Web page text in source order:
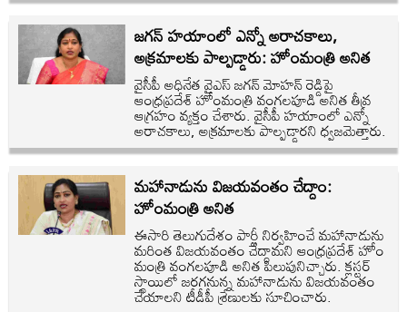
జగన్ హయాంలో ఎన్నో అరాచకాలు,
అక్రమాలకు పాల్పడ్డారు: హోంమంత్రి అనిత
వైసీపీ అధినేత వైఎస్ జగన్ మోహన్ రెడ్డిపై
ఆంధ్రప్రదేశ్ హోంమంత్రి వంగలపూడి అనిత తీవ్ర
ఆగ్రహం వ్యక్తం చేశారు. వైసీపీ హయాంలో ఎన్నో
అరాచకాలు, అక్రమాలకు పాల్పడ్డారని ధ్వజమెత్తారు.
మహానాడును విజయవంతం చేద్దాం:
హోంమంత్రి అనిత
ఈసారి తెలుగుదేశం పార్టీ నిర్వహించే మహానాడును
మరింత విజయవంతం చేద్దామని ఆంధ్రప్రదేశ్ హోం
మంత్రి వంగలపూడి అనిత పిలుపునిచ్చారు. క్లస్టర్
స్థాయిలో జరగనున్న మహానాడును విజయవంతం
చేయాలని టీడీపీ శ్రేణులకు సూచించారు.